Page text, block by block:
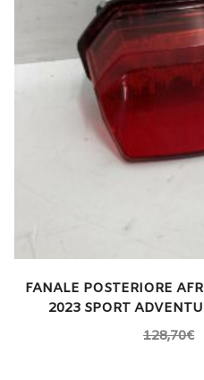
FANALE POSTERIORE
2023 SPORT
128,70€